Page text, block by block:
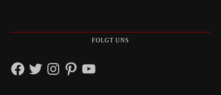
FOLGT UNS
FacebookTwitterInstagramPinterestYouTube